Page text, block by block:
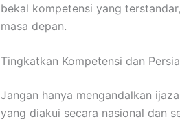
bekal kompetensi yang
masa depan.
Tingkatkan Kompetensi dan
Jangan hanya mengandalkan
yang diakui secara nasional dan